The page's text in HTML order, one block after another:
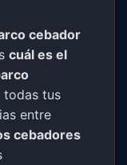
cebador
cuál es el
todas tus
entre
cebadores